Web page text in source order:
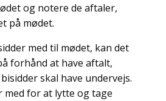
og notere de aftaler,
på mødet.
med til mødet, kan det
forhånd at have aftalt,
skal have undervejs.
med for at lytte og tage